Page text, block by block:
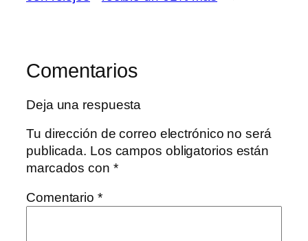
Comentarios
Deja una respuesta
Tu dirección de correo electrónico no será
publicada. Los campos obligatorios están
marcados con *
Comentario *